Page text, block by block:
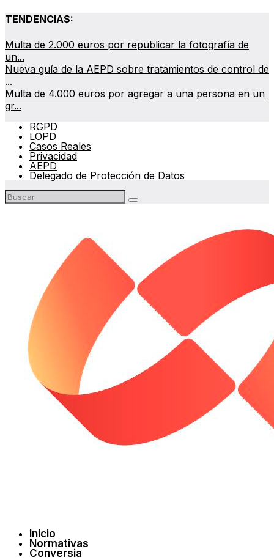
TENDENCIAS:
Multa de 2.000 euros por republicar la fotografía de
un...
Nueva guía de la AEPD sobre tratamientos de control de
...
Multa de 4.000 euros por agregar a una persona en un
gr...
RGPD
LOPD
Casos Reales
Privacidad
AEPD
Delegado de Protección de Datos
Inicio
Normativas
Conversia